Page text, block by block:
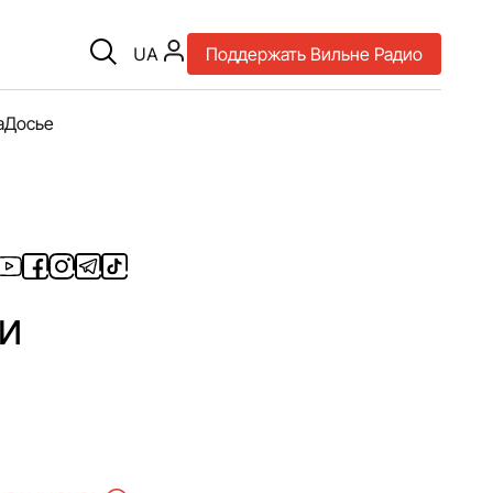
UA Поддержать Вильне Радио
Досье